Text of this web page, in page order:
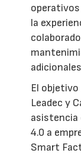
la
El
Leadec y
asistencia
4.0 a
Smart